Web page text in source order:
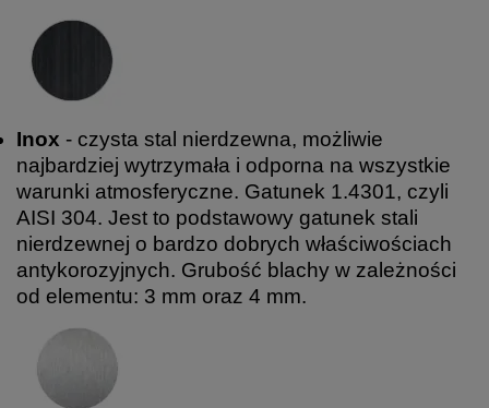
Inox - czysta stal nierdzewna, możliwie
najbardziej wytrzymała i odporna na wszystkie
warunki atmosferyczne. Gatunek 1.4301, czyli
AISI 304. Jest to podstawowy gatunek stali
nierdzewnej o bardzo dobrych właściwościach
antykorozyjnych. Grubość blachy w zależności
od elementu: 3 mm oraz 4 mm.